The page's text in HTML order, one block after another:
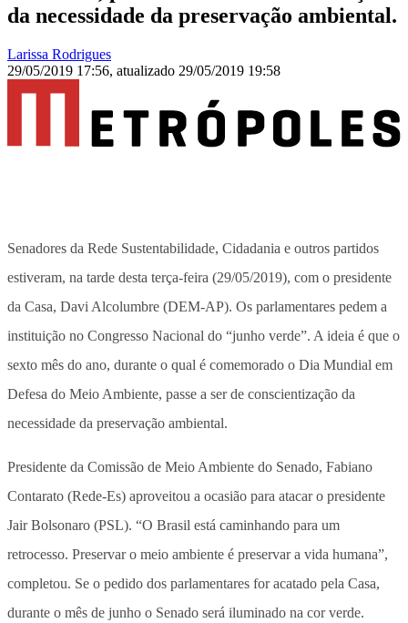
da necessidade da preservação ambiental.
Larissa Rodrigues
29/05/2019 17:56, atualizado 29/05/2019 19:58
Senadores da Rede Sustentabilidade, Cidadania e outros partidos
estiveram, na tarde desta terça-feira (29/05/2019), com o presidente
da Casa, Davi Alcolumbre (DEM-AP). Os parlamentares pedem a
instituição no Congresso Nacional do “junho verde”. A ideia é que o
sexto mês do ano, durante o qual é comemorado o Dia Mundial em
Defesa do Meio Ambiente, passe a ser de conscientização da
necessidade da preservação ambiental.
Presidente da Comissão de Meio Ambiente do Senado, Fabiano
Contarato (Rede-Es) aproveitou a ocasião para atacar o presidente
Jair Bolsonaro (PSL). “O Brasil está caminhando para um
retrocesso. Preservar o meio ambiente é preservar a vida humana”,
completou. Se o pedido dos parlamentares for acatado pela Casa,
durante o mês de junho o Senado será iluminado na cor verde.